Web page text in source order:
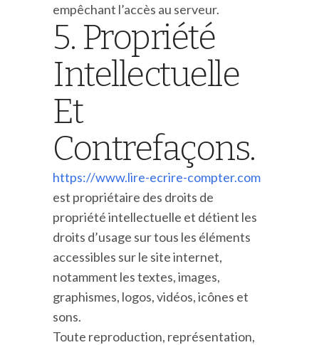
empêchant l’accès au serveur.
5. Propriété
Intellectuelle
Et
Contrefaçons.
https://www.lire-ecrire-compter.com
est propriétaire des droits de
propriété intellectuelle et détient les
droits d’usage sur tous les éléments
accessibles sur le site internet,
notamment les textes, images,
graphismes, logos, vidéos, icônes et
sons.
Toute reproduction, représentation,